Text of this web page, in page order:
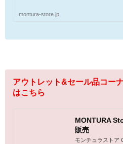
montura-store.jp
アウトレット&セール品コー
はこちら
MONTURA
販売
モンチュラストア